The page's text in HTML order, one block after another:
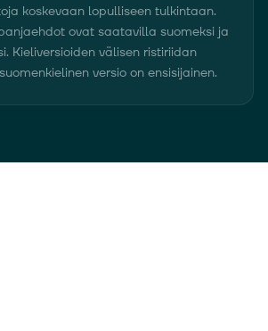
koskevaan lopulliseen tulkintaan.
ovat saatavilla suomeksi ja
Kieliversioiden välisen ristiriidan
versio on ensisijainen.